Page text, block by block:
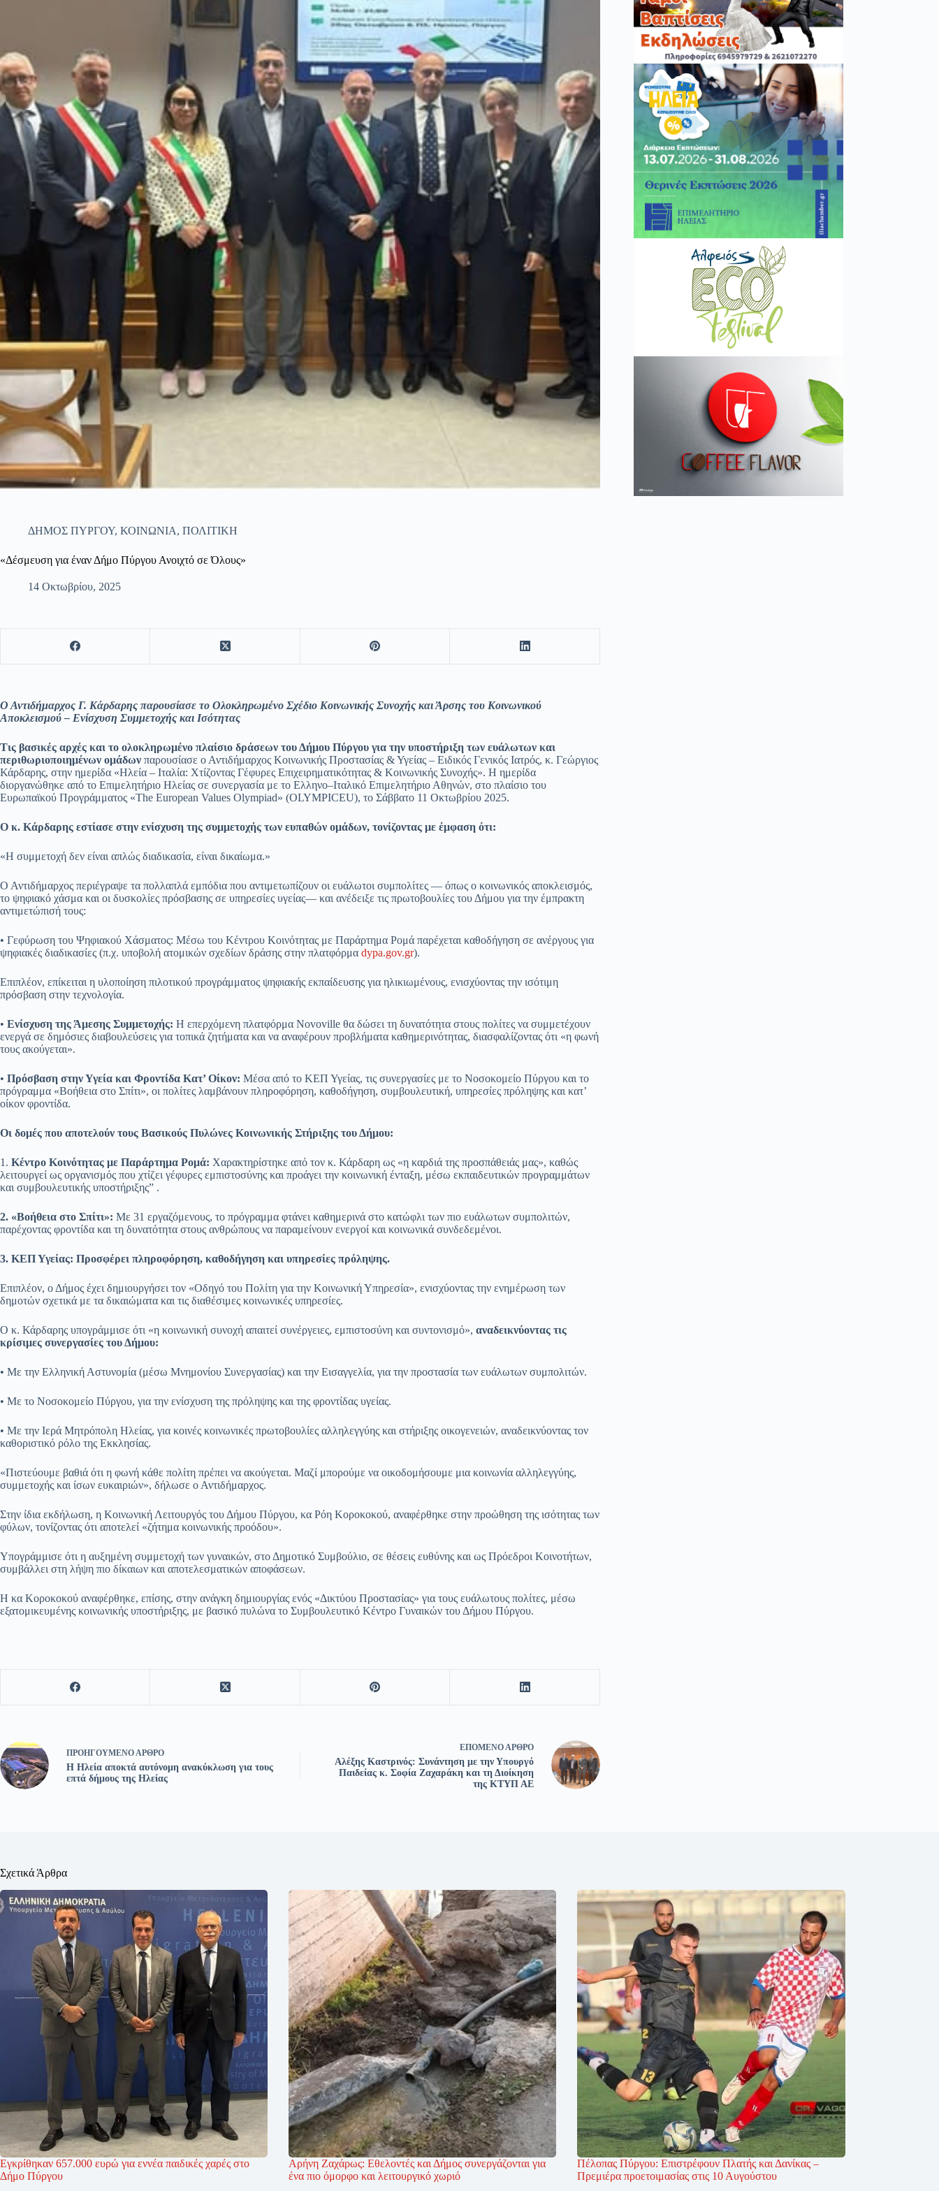
ΔΗΜΟΣ ΠΥΡΓΟΥ, ΚΟΙΝΩΝΙΑ, ΠΟΛΙΤΙΚΗ
«Δέσμευση για έναν Δήμο Πύργου Ανοιχτό σε Όλους»
14 Οκτωβρίου, 2025
Ο Αντιδήμαρχος Γ. Κάρδαρης παρουσίασε το Ολοκληρωμένο Σχέδιο Κοινωνικής Συνοχής και Άρσης του Κοινωνικού
Αποκλεισμού – Ενίσχυση Συμμετοχής και Ισότητας
Τις βασικές αρχές και το ολοκληρωμένο πλαίσιο δράσεων του Δήμου Πύργου για την υποστήριξη των ευάλωτων και
περιθωριοποιημένων ομάδων παρουσίασε ο Αντιδήμαρχος Κοινωνικής Προστασίας & Υγείας – Ειδικός Γενικός Ιατρός, κ. Γεώργιος
Κάρδαρης, στην ημερίδα «Ηλεία – Ιταλία: Χτίζοντας Γέφυρες Επιχειρηματικότητας & Κοινωνικής Συνοχής». Η ημερίδα
διοργανώθηκε από το Επιμελητήριο Ηλείας σε συνεργασία με το Ελληνο–Ιταλικό Επιμελητήριο Αθηνών, στο πλαίσιο του
Ευρωπαϊκού Προγράμματος «The European Values Olympiad» (OLYMPICEU), το Σάββατο 11 Οκτωβρίου 2025.
Ο κ. Κάρδαρης εστίασε στην ενίσχυση της συμμετοχής των ευπαθών ομάδων, τονίζοντας με έμφαση ότι:
«Η συμμετοχή δεν είναι απλώς διαδικασία, είναι δικαίωμα.»
Ο Αντιδήμαρχος περιέγραψε τα πολλαπλά εμπόδια που αντιμετωπίζουν οι ευάλωτοι συμπολίτες — όπως ο κοινωνικός αποκλεισμός,
το ψηφιακό χάσμα και οι δυσκολίες πρόσβασης σε υπηρεσίες υγείας— και ανέδειξε τις πρωτοβουλίες του Δήμου για την έμπρακτη
αντιμετώπισή τους:
• Γεφύρωση του Ψηφιακού Χάσματος: Μέσω του Κέντρου Κοινότητας με Παράρτημα Ρομά παρέχεται καθοδήγηση σε ανέργους για
ψηφιακές διαδικασίες (π.χ. υποβολή ατομικών σχεδίων δράσης στην πλατφόρμα dypa.gov.gr).
Επιπλέον, επίκειται η υλοποίηση πιλοτικού προγράμματος ψηφιακής εκπαίδευσης για ηλικιωμένους, ενισχύοντας την ισότιμη
πρόσβαση στην τεχνολογία.
• Ενίσχυση της Άμεσης Συμμετοχής: Η επερχόμενη πλατφόρμα Novoville θα δώσει τη δυνατότητα στους πολίτες να συμμετέχουν
ενεργά σε δημόσιες διαβουλεύσεις για τοπικά ζητήματα και να αναφέρουν προβλήματα καθημερινότητας, διασφαλίζοντας ότι «η φωνή
τους ακούγεται».
• Πρόσβαση στην Υγεία και Φροντίδα Κατ’ Οίκον: Μέσα από το ΚΕΠ Υγείας, τις συνεργασίες με το Νοσοκομείο Πύργου και το
πρόγραμμα «Βοήθεια στο Σπίτι», οι πολίτες λαμβάνουν πληροφόρηση, καθοδήγηση, συμβουλευτική, υπηρεσίες πρόληψης και κατ’
οίκον φροντίδα.
Οι δομές που αποτελούν τους Βασικούς Πυλώνες Κοινωνικής Στήριξης του Δήμου:
1. Κέντρο Κοινότητας με Παράρτημα Ρομά: Χαρακτηρίστηκε από τον κ. Κάρδαρη ως «η καρδιά της προσπάθειάς μας», καθώς
λειτουργεί ως οργανισμός που χτίζει γέφυρες εμπιστοσύνης και προάγει την κοινωνική ένταξη, μέσω εκπαιδευτικών προγραμμάτων
και συμβουλευτικής υποστήριξης” .
2. «Βοήθεια στο Σπίτι»: Με 31 εργαζόμενους, το πρόγραμμα φτάνει καθημερινά στο κατώφλι των πιο ευάλωτων συμπολιτών,
παρέχοντας φροντίδα και τη δυνατότητα στους ανθρώπους να παραμείνουν ενεργοί και κοινωνικά συνδεδεμένοι.
3. ΚΕΠ Υγείας: Προσφέρει πληροφόρηση, καθοδήγηση και υπηρεσίες πρόληψης.
Επιπλέον, ο Δήμος έχει δημιουργήσει τον «Οδηγό του Πολίτη για την Κοινωνική Υπηρεσία», ενισχύοντας την ενημέρωση των
δημοτών σχετικά με τα δικαιώματα και τις διαθέσιμες κοινωνικές υπηρεσίες.
Ο κ. Κάρδαρης υπογράμμισε ότι «η κοινωνική συνοχή απαιτεί συνέργειες, εμπιστοσύνη και συντονισμό», αναδεικνύοντας τις
κρίσιμες συνεργασίες του Δήμου:
• Με την Ελληνική Αστυνομία (μέσω Μνημονίου Συνεργασίας) και την Εισαγγελία, για την προστασία των ευάλωτων συμπολιτών.
• Με το Νοσοκομείο Πύργου, για την ενίσχυση της πρόληψης και της φροντίδας υγείας.
• Με την Ιερά Μητρόπολη Ηλείας, για κοινές κοινωνικές πρωτοβουλίες αλληλεγγύης και στήριξης οικογενειών, αναδεικνύοντας τον
καθοριστικό ρόλο της Εκκλησίας.
«Πιστεύουμε βαθιά ότι η φωνή κάθε πολίτη πρέπει να ακούγεται. Μαζί μπορούμε να οικοδομήσουμε μια κοινωνία αλληλεγγύης,
συμμετοχής και ίσων ευκαιριών», δήλωσε ο Αντιδήμαρχος.
Στην ίδια εκδήλωση, η Κοινωνική Λειτουργός του Δήμου Πύργου, κα Ρόη Κοροκοκού, αναφέρθηκε στην προώθηση της ισότητας των
φύλων, τονίζοντας ότι αποτελεί «ζήτημα κοινωνικής προόδου».
Υπογράμμισε ότι η αυξημένη συμμετοχή των γυναικών, στο Δημοτικό Συμβούλιο, σε θέσεις ευθύνης και ως Πρόεδροι Κοινοτήτων,
συμβάλλει στη λήψη πιο δίκαιων και αποτελεσματικών αποφάσεων.
Η κα Κοροκοκού αναφέρθηκε, επίσης, στην ανάγκη δημιουργίας ενός «Δικτύου Προστασίας» για τους ευάλωτους πολίτες, μέσω
εξατομικευμένης κοινωνικής υποστήριξης, με βασικό πυλώνα το Συμβουλευτικό Κέντρο Γυναικών του Δήμου Πύργου.
ΠΡΟΗΓΟΎΜΕΝΟΆΡΘΡΟ
Η Ηλεία αποκτά αυτόνομη ανακύκλωση για τους
επτά δήμους της Ηλείας
ΕΠΌΜΕΝΟΆΡΘΡΟ
Αλέξης Καστρινός: Συνάντηση με την Υπουργό
Παιδείας κ. Σοφία Ζαχαράκη και τη Διοίκηση
της ΚΤΥΠ ΑΕ
Σχετικά Άρθρα
Εγκρίθηκαν 657.000 ευρώ για εννέα παιδικές χαρές στο
Δήμο Πύργου
Αρήνη Ζαχάρως: Εθελοντές και Δήμος συνεργάζονται για
ένα πιο όμορφο και λειτουργικό χωριό
Πέλοπας Πύργου: Επιστρέφουν Πλατής και Δανίκας –
Πρεμιέρα προετοιμασίας στις 10 Αυγούστου